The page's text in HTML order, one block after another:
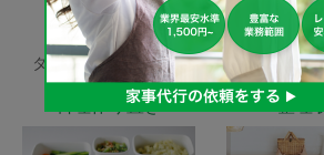
家事代行サービスの種
タスカジで依頼できるサービスは下記と
料理作り置き 整理